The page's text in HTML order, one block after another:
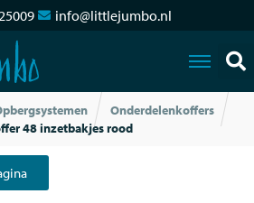
info@littlejumbo.nl
Onderdelenkoffers
48 inzetbakjes rood